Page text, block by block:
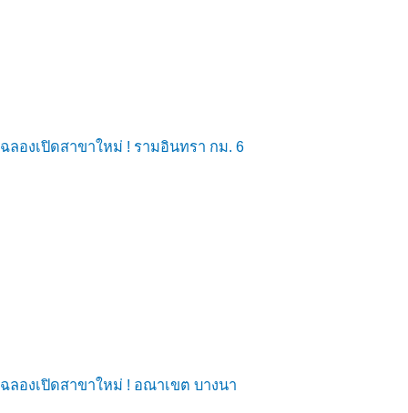
ฉลองเปิดสาขาใหม่ ! รามอินทรา กม. 6
ฉลองเปิดสาขาใหม่ ! อณาเขต บางนา